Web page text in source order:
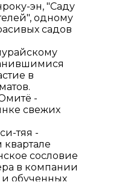
эн, "Саду
одному
садов
в
-
свежих
тяя -
квартале
сословие
в компании
обученных